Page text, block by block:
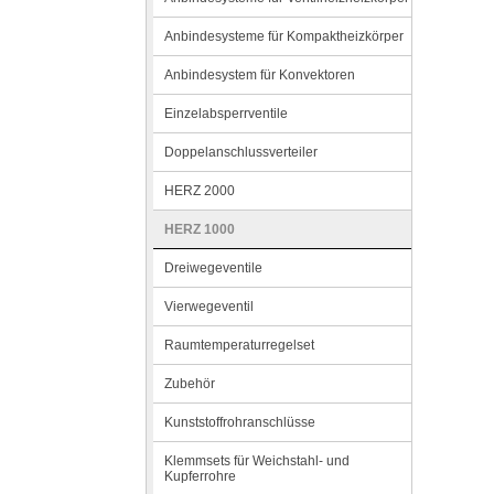
Anbindesysteme für Kompaktheizkörper
Anbindesystem für Konvektoren
Einzelabsperrventile
Doppelanschlussverteiler
HERZ 2000
HERZ 1000
Dreiwegeventile
Vierwegeventil
Raumtemperaturregelset
Zubehör
Kunststoffrohranschlüsse
Klemmsets für Weichstahl- und
Kupferrohre